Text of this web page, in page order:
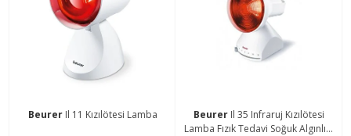
Beurer Il 11 Kızılötesi Lamba Beurer Il 35 Infraruj Kızılötesi
Lamba Fızık Tedavi Soğuk Algınlıgı